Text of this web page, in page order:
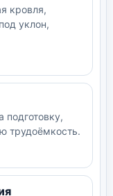
кровля,
уклон,
подготовку,
трудоёмкость.